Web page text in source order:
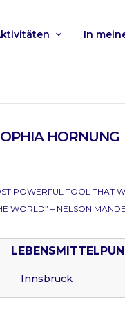
In
HORNUNG
POWERFUL TOOL THAT
WORLD” – NELSON
Innsbruck